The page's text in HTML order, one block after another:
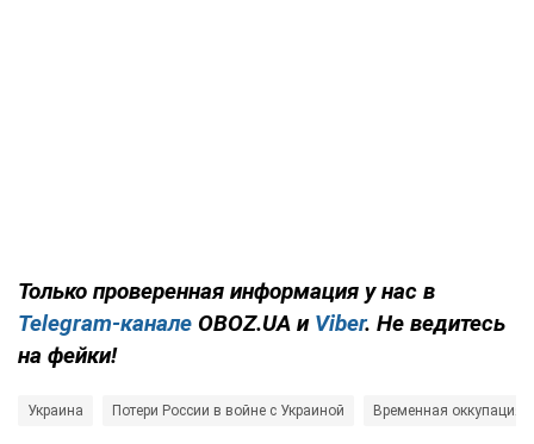
Только проверенная информация у нас в
Telegram-канале OBOZ.UA и Viber. Не ведитесь
на фейки!
Украина Потери России в войне с Украиной Временная оккупация